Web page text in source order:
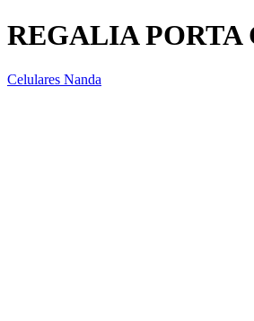
REGALIA PORTA
Celulares Nanda